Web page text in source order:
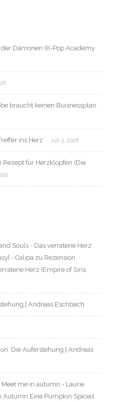
Dämonen (K-Pop Academy
braucht keinen Buisnessplan
ins Herz Juli 3, 2026
Rezept für Herzklopfen (Die
Souls - Das verratene Herz
- Calipa zu Rezension
Herz (Empire of Sins
| Andreas Eschbach
Die Auferstehung | Andreas
me in autumn - Laurie
Autumn Eine Pumpkin Spiced